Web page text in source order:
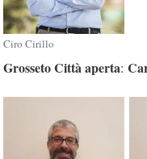
Ciro Cirillo
Grosseto Città aperta: